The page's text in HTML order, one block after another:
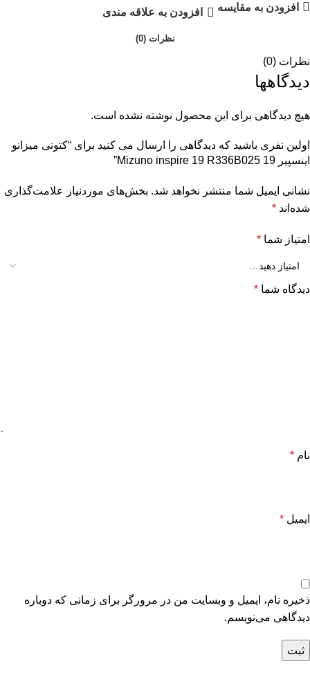
افزودن به مقایسه افزودن به علاقه مندی
نظرات (0)
نظرات (0)
دیدگاهها
هیچ دیدگاهی برای این محصول نوشته نشده است.
اولین نفری باشید که دیدگاهی را ارسال می کنید برای “کتونی میزانو
اینسپیر 19 Mizuno inspire 19 R336B025”
نشانی ایمیل شما منتشر نخواهد شد. بخش‌های موردنیاز علامت‌گذاری
شده‌اند *
امتیاز شما *
دیدگاه شما *
نام *
ایمیل *
ذخیره نام، ایمیل و وبسایت من در مرورگر برای زمانی که دوباره
دیدگاهی می‌نویسم.